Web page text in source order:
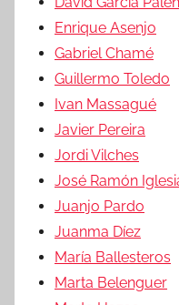
Enrique Asenjo
Gabriel Chamé
Guillermo Toledo
Ivan Massagué
Javier Pereira
Jordi Vilches
José Ramón
Juanjo Pardo
Juanma Díez
María Ballesteros
Marta Belenguer